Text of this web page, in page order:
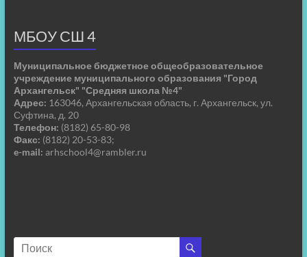
МБОУ СШ 4
Муниципальное бюджетное общеобразовательное
учреждение муниципального образования "Город
Архангельск" "Средняя школа №4"
Адрес: 163046, Архангельская область, г. Архангельск, ул.
Суфтина, д. 20
Телефон: (8182) 65-80-98
Факс: (8182) 20-53-83;
e-mail: arhschool4@rambler.ru